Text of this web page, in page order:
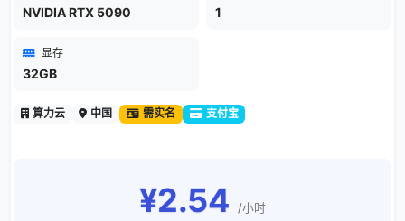
NVIDIA RTX 5090 1
显存
32GB
算力云 中国 需实名 支付宝
¥2.54 /小时